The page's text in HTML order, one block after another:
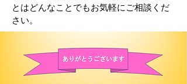
とはどんなことでもお気軽にご相談くだ
さい。